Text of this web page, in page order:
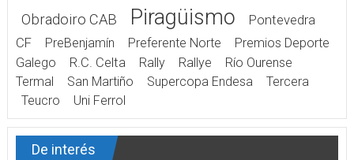
Obradoiro CAB Piragüismo
Pontevedra
CF
PreBenjamín Preferente Norte
Premios Deporte
Galego
R.C. Celta Rally Rallye
Río Ourense
Termal
San Martiño Supercopa Endesa
Tercera
Teucro
Uni Ferrol
De interés